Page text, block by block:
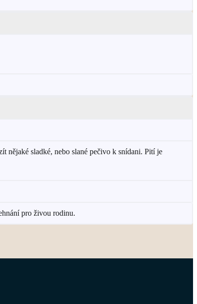
nějaké sladké, nebo slané pečivo k snídani. Pití je
pro živou rodinu.